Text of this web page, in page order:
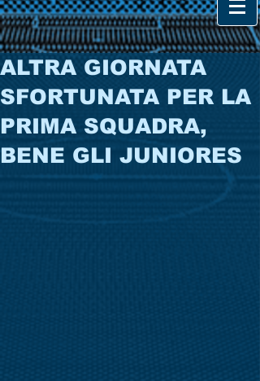
ALTRA GIORNATA
SFORTUNATA PER LA
PRIMA SQUADRA,
BENE GLI JUNIORES